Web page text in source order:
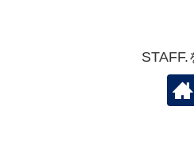
STAFF.